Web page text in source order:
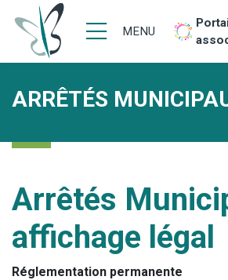
MENU
ARRÊTÉS
Arrêtés
affichage légal
Réglementation permanente